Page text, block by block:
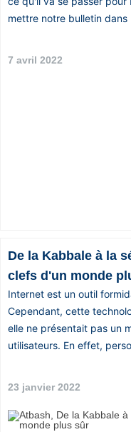
mettre notre bulletin dans
7 avril 2022
De la Kabbale à la
clefs d'un monde
Internet est un outil
Cependant, cette
elle ne présentait pas un
utilisateurs. En effet,
23 janvier 2022